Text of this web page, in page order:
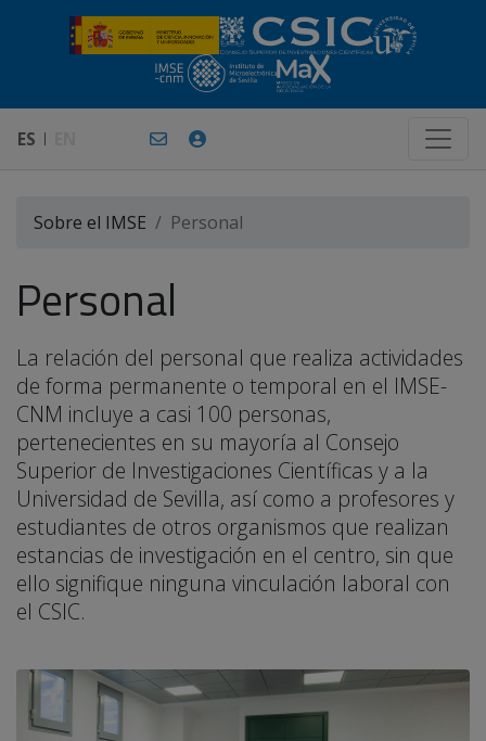
ES
Sobre el IMSE Personal
Personal
La relación del personal que realiza actividades
de forma permanente o temporal en el IMSE-
CNM incluye a casi 100 personas,
pertenecientes en su mayoría al Consejo
Superior de Investigaciones Científicas y a la
Universidad de Sevilla, así como a profesores y
estudiantes de otros organismos que realizan
estancias de investigación en el centro, sin que
ello signifique ninguna vinculación laboral con
el CSIC.